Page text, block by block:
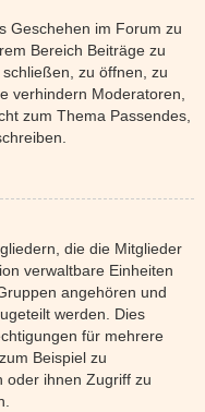
Geschehen im Forum zu
Bereich Beiträge zu
zu öffnen, zu
verhindern Moderatoren,
zum Thema Passendes,
die die Mitglieder
verwaltbare Einheiten
angehören und
werden. Dies
für mehrere
Beispiel zu
oder ihnen Zugriff zu